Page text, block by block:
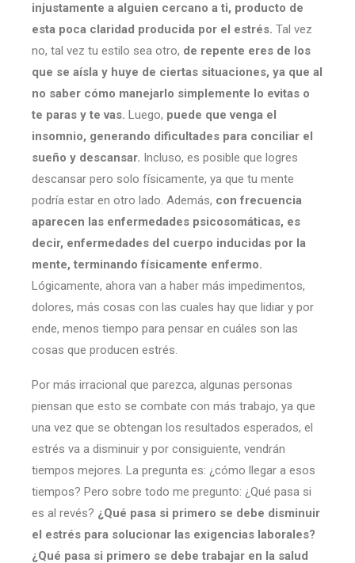
injustamente a alguien cercano a ti, producto de
esta poca claridad producida por el estrés. Tal vez
no, tal vez tu estilo sea otro, de repente eres de los
que se aísla y huye de ciertas situaciones, ya que al
no saber cómo manejarlo simplemente lo evitas o
te paras y te vas. Luego, puede que venga el
insomnio, generando dificultades para conciliar el
sueño y descansar. Incluso, es posible que logres
descansar pero solo físicamente, ya que tu mente
podría estar en otro lado. Además, con frecuencia
aparecen las enfermedades psicosomáticas, es
decir, enfermedades del cuerpo inducidas por la
mente, terminando físicamente enfermo.
Lógicamente, ahora van a haber más impedimentos,
dolores, más cosas con las cuales hay que lidiar y por
ende, menos tiempo para pensar en cuáles son las
cosas que producen estrés.
Por más irracional que parezca, algunas personas
piensan que esto se combate con más trabajo, ya que
una vez que se obtengan los resultados esperados, el
estrés va a disminuir y por consiguiente, vendrán
tiempos mejores. La pregunta es: ¿cómo llegar a esos
tiempos? Pero sobre todo me pregunto: ¿Qué pasa si
es al revés? ¿Qué pasa si primero se debe disminuir
el estrés para solucionar las exigencias laborales?
¿Qué pasa si primero se debe trabajar en la salud